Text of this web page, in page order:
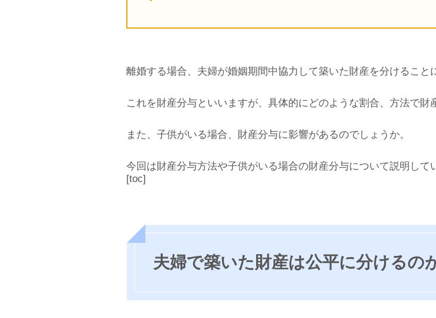
離婚する場合、夫婦が婚姻期間中協力して築いた財産を分けること
これを財産分与といいますが、具体的にどのような割合、方法で財
また、子供がいる場合、財産分与に影響があるのでしょうか。
今回は財産分与方法や子供がいる場合の財産分与について説明して
[toc]
夫婦で築いた財産は公平に分けるの